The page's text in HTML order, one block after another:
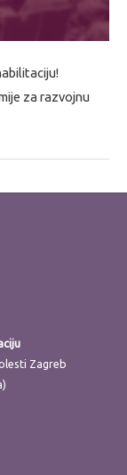
za razvojnu
Zagreb